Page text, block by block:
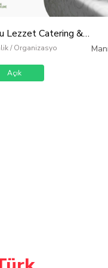
Lezzet Catering &
/ Organizasyon
Açık